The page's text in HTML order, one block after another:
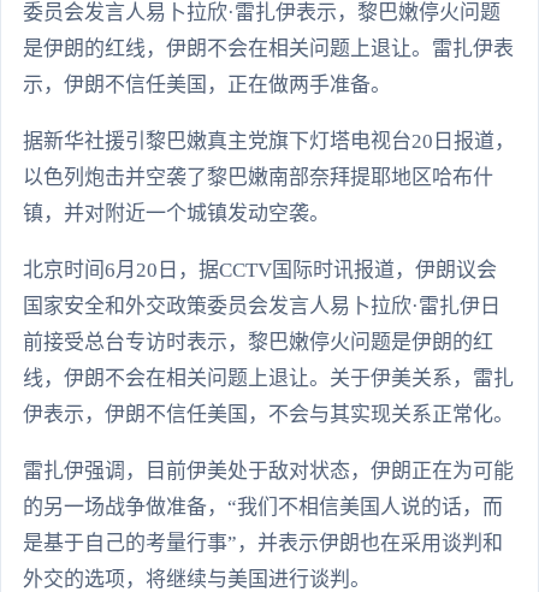
委员会发言人易卜拉欣·雷扎伊表示，黎巴嫩停火问题
是伊朗的红线，伊朗不会在相关问题上退让。雷扎伊表
示，伊朗不信任美国，正在做两手准备。
据新华社援引黎巴嫩真主党旗下灯塔电视台20日报道，
以色列炮击并空袭了黎巴嫩南部奈拜提耶地区哈布什
镇，并对附近一个城镇发动空袭。
北京时间6月20日，据CCTV国际时讯报道，伊朗议会
国家安全和外交政策委员会发言人易卜拉欣·雷扎伊日
前接受总台专访时表示，黎巴嫩停火问题是伊朗的红
线，伊朗不会在相关问题上退让。关于伊美关系，雷扎
伊表示，伊朗不信任美国，不会与其实现关系正常化。
雷扎伊强调，目前伊美处于敌对状态，伊朗正在为可能
的另一场战争做准备，“我们不相信美国人说的话，而
是基于自己的考量行事”，并表示伊朗也在采用谈判和
外交的选项，将继续与美国进行谈判。